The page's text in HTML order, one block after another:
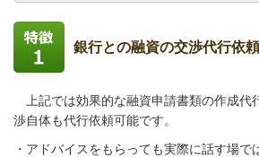
銀行との融資の交渉代行依
上記では効果的な融資申請書類の作成代
渉自体も代行依頼可能です。
・アドバイスをもらっても実際に話す場で